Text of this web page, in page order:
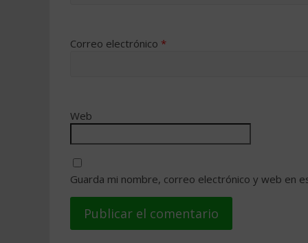
Correo electrónico *
Web
Guarda mi nombre, correo electrónico y web en